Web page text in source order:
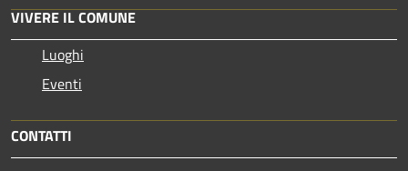
VIVERE IL COMUNE
Luoghi
Eventi
CONTATTI